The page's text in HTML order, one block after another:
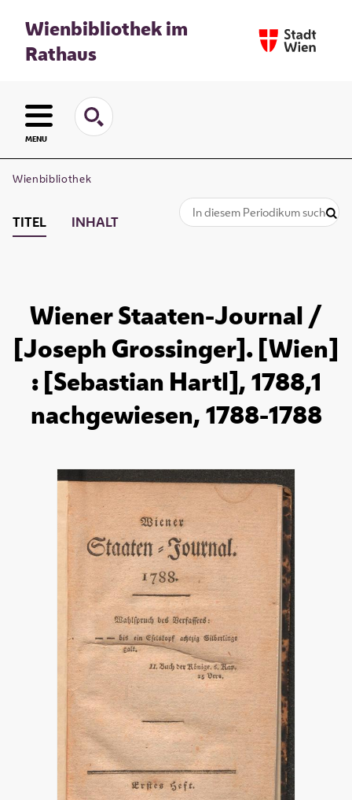
Wienbibliothek im
Rathaus
MENU
Wienbibliothek
TITEL INHALT
Wiener Staaten-Journal /
[Joseph Grossinger]. [Wien]
: [Sebastian Hartl], 1788,1
nachgewiesen, 1788-1788